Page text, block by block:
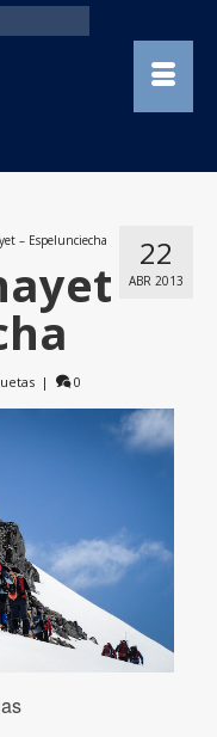
22
ABR 2013
– Espelunciecha
| 0